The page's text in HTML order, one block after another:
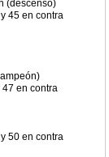
(descenso)
45 en contra
47 en contra
50 en contra